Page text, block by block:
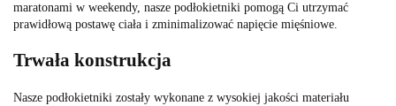
maratonami w weekendy, nasze podłokietniki pomogą Ci utrzymać
prawidłową postawę ciała i zminimalizować napięcie mięśniowe.
Trwała konstrukcja
Nasze podłokietniki zostały wykonane z wysokiej jakości materiału